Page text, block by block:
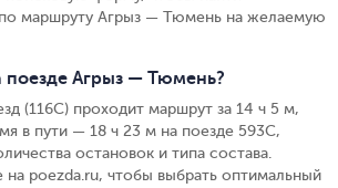
маршруту Агрыз — Тюмень на желаемую
поезде Агрыз — Тюмень?
(116С) проходит маршрут за 14 ч 5 м,
в пути — 18 ч 23 м на поезде 593С,
остановок и типа состава.
на poezda.ru, чтобы выбрать оптимальный